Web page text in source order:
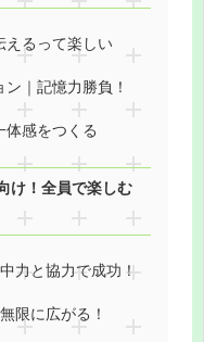
えるって楽しい
｜記憶力勝負！
体感をつくる
け！全員で楽しむ
力と協力で成功！
限に広がる！